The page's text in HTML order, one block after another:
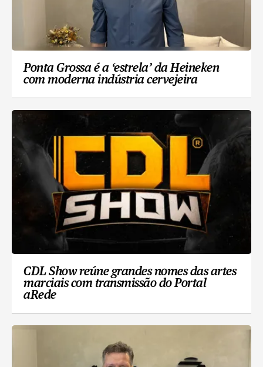
Ponta Grossa é a ‘estrela’ da Heineken
com moderna indústria cervejeira
CDL Show reúne grandes nomes das artes
marciais com transmissão do Portal
aRede